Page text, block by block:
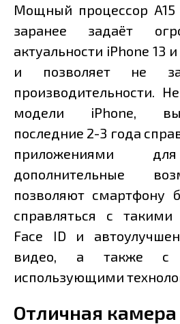
Мощный процессор A15
заранее задаёт
актуальности iPhone 13
и позволяет не
производительности.
модели iPhone,
последние 2-3 года
приложениями
дополнительные
позволяют смартфону
справляться с
Face ID и
видео, а также с
использующими
Отличная камера